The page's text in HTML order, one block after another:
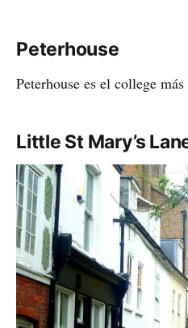
Peterhouse
Peterhouse es el college
Little St Mary’s